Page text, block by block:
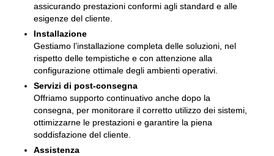
assicurando prestazioni conformi agli standard e alle
esigenze del cliente.
Installazione
Gestiamo l’installazione completa delle soluzioni, nel
rispetto delle tempistiche e con attenzione alla
configurazione ottimale degli ambienti operativi.
Servizi di post-consegna
Offriamo supporto continuativo anche dopo la
consegna, per monitorare il corretto utilizzo dei sistemi,
ottimizzarne le prestazioni e garantire la piena
soddisfazione del cliente.
Assistenza